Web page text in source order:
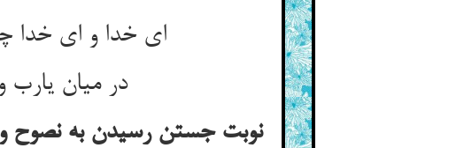
در میان یارب و یارب بد او ** بانگ آمد از میان جست و جو
نوبت جستن رسیدن به نصوح